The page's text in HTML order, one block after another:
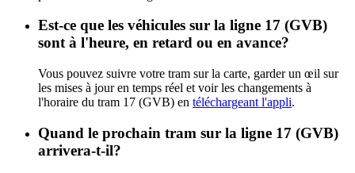
Est-ce que les véhicules sur la ligne 17 (GVB)
sont à l'heure, en retard ou en avance?
Vous pouvez suivre votre tram sur la carte, garder un œil sur
les mises à jour en temps réel et voir les changements à
l'horaire du tram 17 (GVB) en téléchargeant l'appli.
Quand le prochain tram sur la ligne 17 (GVB)
arrivera-t-il?